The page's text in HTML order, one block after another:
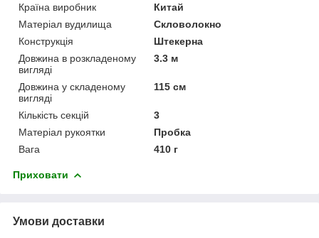
Країна виробник
Китай
Матеріал вудилища
Скловолокно
Конструкція
Штекерна
Довжина в розкладеному
вигляді
3.3 м
Довжина у складеному
вигляді
115 см
Кількість секцій
3
Матеріал рукоятки
Пробка
Вага
410 г
Приховати
Умови доставки